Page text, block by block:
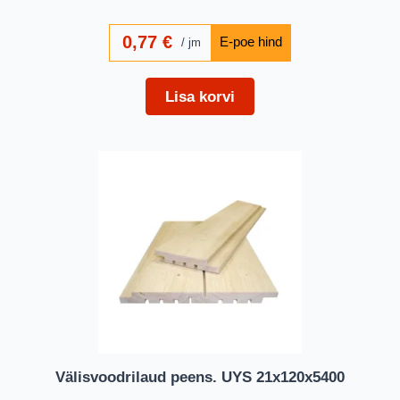
0,77 € jm
Lisa korvi
Välisvoodrilaud peens. UYS 21x120x5400